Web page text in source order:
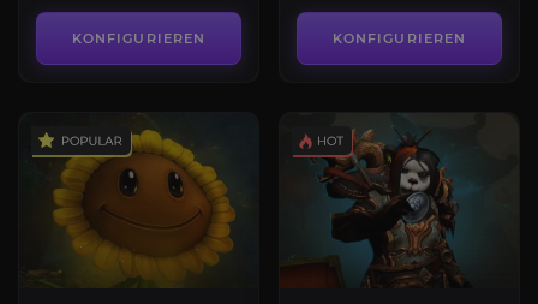
KONFIGURIEREN KONFIGURIEREN